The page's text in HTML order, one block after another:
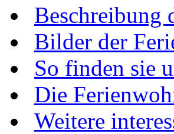
Beschreibung
Bilder der
So finden sie
Die
Weitere